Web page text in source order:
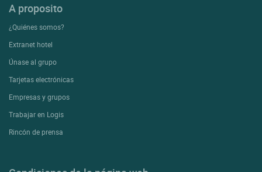
A proposito
¿Quiénes somos?
Extranet hotel
Únase al grupo
Tarjetas electrónicas
Empresas y grupos
Trabajar en Logis
Rincón de prensa